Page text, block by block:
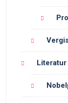
Literatur